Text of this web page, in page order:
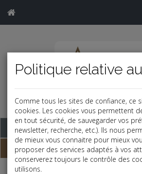
Base documentaire
Dépêches
Comme tous les sites de confiance, ce
cookies. Les cookies vous permettent
en tout sécurité, de sauvegarder vos
newsletter, recherche, etc.). Ils nous
de mieux vous connaitre pour mieux
proposer des services adaptés à vos
conserverez toujours le contrôle des
utilisons.